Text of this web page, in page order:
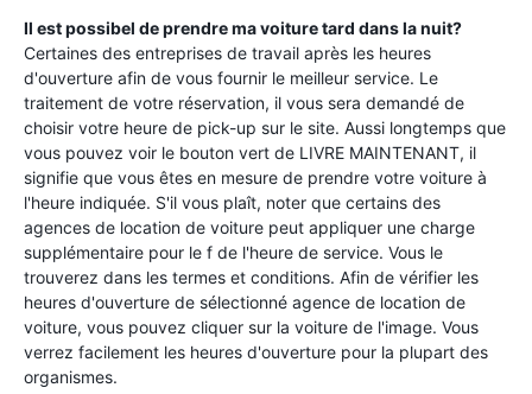
Il est possibel de prendre ma voiture tard dans la nuit?
Certaines des entreprises de travail après les heures
d'ouverture afin de vous fournir le meilleur service. Le
traitement de votre réservation, il vous sera demandé de
choisir votre heure de pick-up sur le site. Aussi longtemps que
vous pouvez voir le bouton vert de LIVRE MAINTENANT, il
signifie que vous êtes en mesure de prendre votre voiture à
l'heure indiquée. S'il vous plaît, noter que certains des
agences de location de voiture peut appliquer une charge
supplémentaire pour le f de l'heure de service. Vous le
trouverez dans les termes et conditions. Afin de vérifier les
heures d'ouverture de sélectionné agence de location de
voiture, vous pouvez cliquer sur la voiture de l'image. Vous
verrez facilement les heures d'ouverture pour la plupart des
organismes.